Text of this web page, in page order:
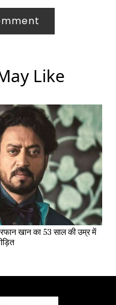
Like
खान का 53 साल की उम्र में